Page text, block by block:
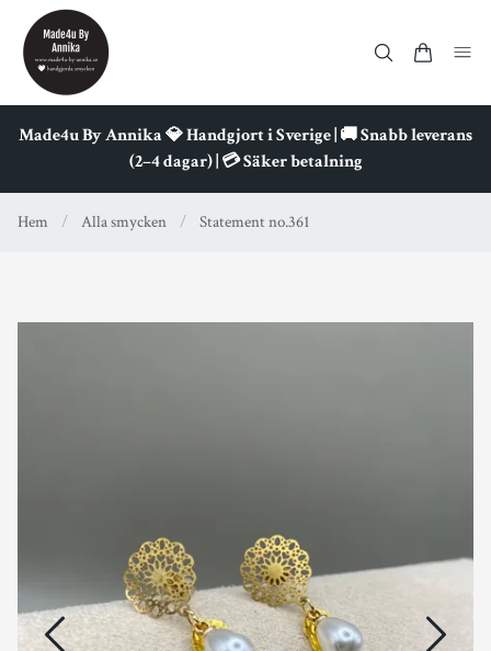
Made4u By Annika 💎 Handgjort i Sverige | 🚚 Snabb leverans
(2–4 dagar) | 💳 Säker betalning
Hem / Alla smycken / Statement no.361